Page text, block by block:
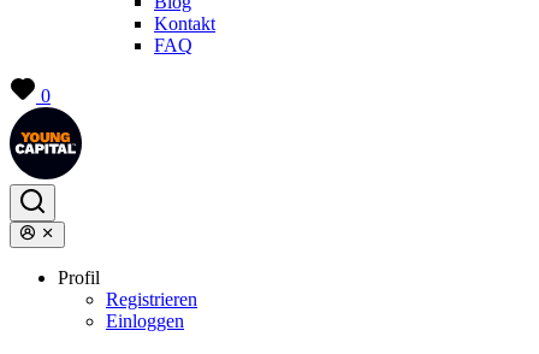
Kontakt
FAQ
0
Profil
Registrieren
Einloggen